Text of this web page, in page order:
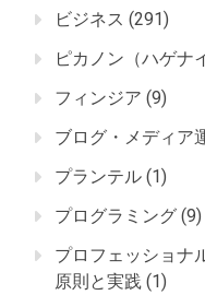
ビジネス (291)
ピカノン（ハゲナ
フィンジア (9)
ブログ・メディア
プランテル (1)
プログラミング (9)
プロフェッショナ
原則と実践 (1)